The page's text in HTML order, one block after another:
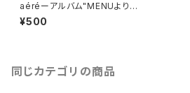
aéréーアルバム"MENUよりシ
ングルカット版
¥500
同じカテゴリの商品